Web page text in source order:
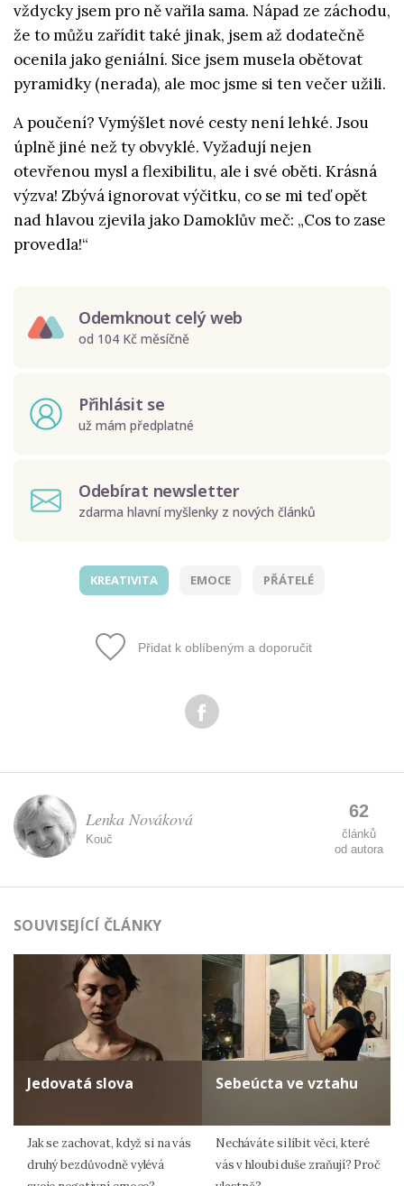
vždycky jsem pro ně vařila sama. Nápad ze záchodu,
že to můžu zařídit také jinak, jsem až dodatečně
ocenila jako geniální. Sice jsem musela obětovat
pyramidky (nerada), ale moc jsme si ten večer užili.
A poučení? Vymýšlet nové cesty není lehké. Jsou
úplně jiné než ty obvyklé. Vyžadují nejen
otevřenou mysl a flexibilitu, ale i své oběti. Krásná
výzva! Zbývá ignorovat výčitku, co se mi teď opět
nad hlavou zjevila jako Damoklův meč: „Cos to zase
provedla!“
Odemknout celý web
od 104 Kč měsíčně
Přihlásit se
už mám předplatné
Odebírat newsletter
zdarma hlavní myšlenky z nových článků
Zadáním e-mailu souhlasíte se zpracováním osobních
KREATIVITA EMOCE PŘÁTELÉ
Přidat k oblíbeným a doporučit
Lenka Nováková
Kouč
62
článků
od autora
SOUVISEJÍCÍ ČLÁNKY
Jedovatá slova
Jak se zachovat, když si na vás
druhý bezdůvodně vylévá
Sebeúcta ve vztahu
Necháváte si líbit věci, které
vás v hloubi duše zraňují? Proč